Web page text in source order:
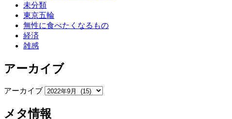
未分類
東京五輪
無性に食べたくなるもの
経済
雑感
アーカイブ
アーカイブ
メタ情報